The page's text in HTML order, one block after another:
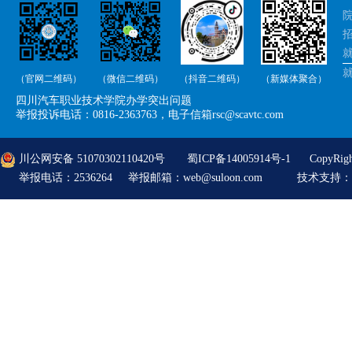
（官网二维码） （微信二维码） （抖音二维码） （新媒体聚合）
四川汽车职业技术学院办学突出问题
举报投诉电话：0816-2363763，电子信箱rsc@scavtc.com
川公网安备 51070302110420号 蜀ICP备14005914号-1
举报电话：2536264 举报邮箱：web@suloon.com
技术支持